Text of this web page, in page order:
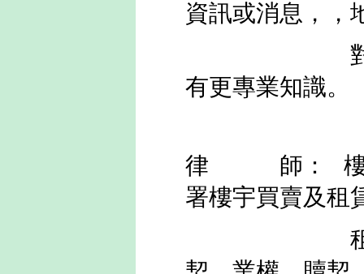
資訊或消息，，
對樓宇按
有更專業知識。
律 師：
署樓宇買賣及租